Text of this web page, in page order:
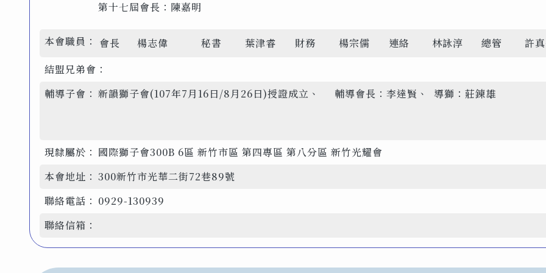
第十七屆會長：陳嘉明
本會職員： 會長 楊志偉 秘書 葉津睿 財務 楊宗儒 連絡 林詠淳 總管
許
結盟兄弟會：
輔導子會： 新韻獅子會(107年7月16日/8月26日)授證成立、 輔導會長：李達賢、 導獅：莊鍊雄
現隸屬於： 國際獅子會300B 6區 新竹市區 第四專區 第八分區 新竹光耀會
本會地址： 300新竹市光華二街72巷89號
聯絡電話： 0929-130939
聯絡信箱：